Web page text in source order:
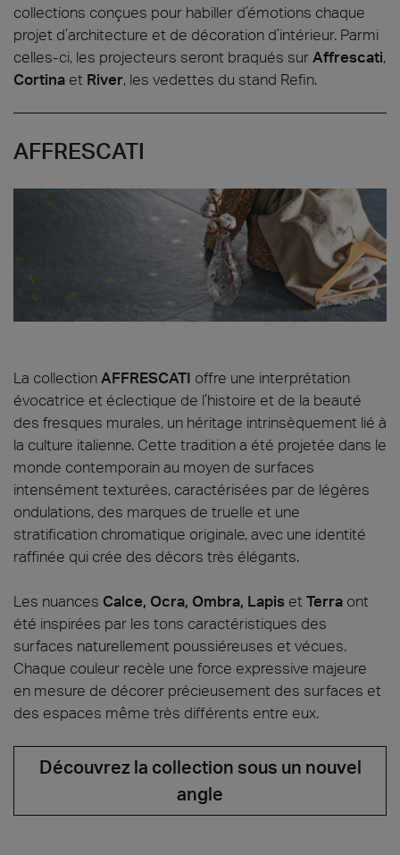
collections conçues pour habiller d’émotions chaque
projet d’architecture et de décoration d’intérieur. Parmi
celles-ci, les projecteurs seront braqués surAffrescati,
Cortina et River, les vedettes du stand Refin.
AFFRESCATI
La collectionAFFRESCATI offre une interprétation
évocatrice et éclectique de l’histoire et de la beauté
des fresques murales, un héritage intrinsèquement lié à
la culture italienne. Cette tradition a été projetée dans le
monde contemporain au moyen de surfaces
intensément texturées, caractérisées par de légères
ondulations, des marques de truelle et une
stratification chromatique originale, avec une identité
raffinée qui crée des décors très élégants.
Les nuances Calce, Ocra, Ombra, Lapis etTerra ont
été inspirées par les tons caractéristiques des
surfaces naturellement poussiéreuses et vécues.
Chaque couleur recèle une force expressive majeure
en mesure de décorer précieusement des surfaces et
des espaces même très différents entre eux.
Découvrez la collection sous un nouvel
angle